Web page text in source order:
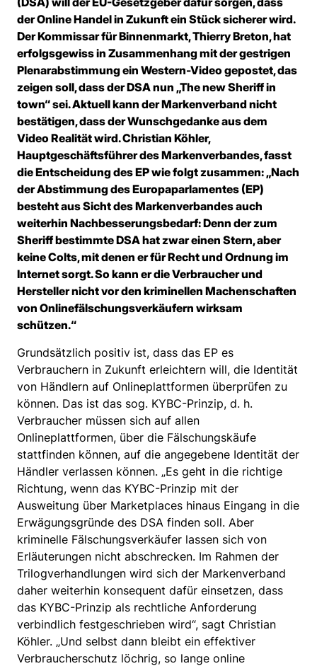
der Online Handel in Zukunft ein Stück sicherer wird.
Der Kommissar für Binnenmarkt, Thierry Breton, hat
erfolgsgewiss in Zusammenhang mit der gestrigen
Plenarabstimmung ein Western-Video gepostet, das
zeigen soll, dass der DSA nun „The new Sheriff in
town“ sei. Aktuell kann der Markenverband nicht
bestätigen, dass der Wunschgedanke aus dem
Video Realität wird. Christian Köhler,
Hauptgeschäftsführer des Markenverbandes, fasst
die Entscheidung des EP wie folgt zusammen: „Nach
der Abstimmung des Europaparlamentes (EP)
besteht aus Sicht des Markenverbandes auch
weiterhin Nachbesserungsbedarf: Denn der zum
Sheriff bestimmte DSA hat zwar einen Stern, aber
keine Colts, mit denen er für Recht und Ordnung im
Internet sorgt. So kann er die Verbraucher und
Hersteller nicht vor den kriminellen Machenschaften
von Onlinefälschungsverkäufern wirksam
schützen.“
Grundsätzlich positiv ist, dass das EP es
Verbrauchern in Zukunft erleichtern will, die Identität
von Händlern auf Onlineplattformen überprüfen zu
können. Das ist das sog. KYBC-Prinzip, d. h.
Verbraucher müssen sich auf allen
Onlineplattformen, über die Fälschungskäufe
stattfinden können, auf die angegebene Identität der
Händler verlassen können. „Es geht in die richtige
Richtung, wenn das KYBC-Prinzip mit der
Ausweitung über Marketplaces hinaus Eingang in die
Erwägungsgründe des DSA finden soll. Aber
kriminelle Fälschungsverkäufer lassen sich von
Erläuterungen nicht abschrecken. Im Rahmen der
Trilogverhandlungen wird sich der Markenverband
daher weiterhin konsequent dafür einsetzen, dass
das KYBC-Prinzip als rechtliche Anforderung
verbindlich festgeschrieben wird“, sagt Christian
Köhler. „Und selbst dann bleibt ein effektiver
Verbraucherschutz löchrig, so lange online